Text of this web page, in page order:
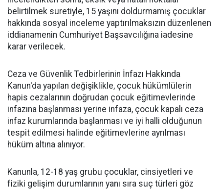
belirtilmek suretiyle, 15 yaşını doldurmamış çocuklar
hakkında sosyal inceleme yaptırılmaksızın düzenlenen
iddianamenin Cumhuriyet Başsavcılığına iadesine
karar verilecek.
Ceza ve Güvenlik Tedbirlerinin İnfazı Hakkında
Kanun'da yapılan değişiklikle, çocuk hükümlülerin
hapis cezalarının doğrudan çocuk eğitimevlerinde
infazına başlanması yerine infaza, çocuk kapalı ceza
infaz kurumlarında başlanması ve iyi halli olduğunun
tespit edilmesi halinde eğitimevlerine ayrılması
hüküm altına alınıyor.
Kanunla, 12-18 yaş grubu çocuklar, cinsiyetleri ve
fiziki gelişim durumlarının yanı sıra suç türleri göz